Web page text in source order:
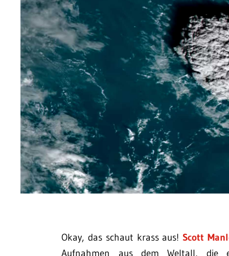
Okay, das schaut krass aus!Scott
Aufnahmen aus dem Weltall, die